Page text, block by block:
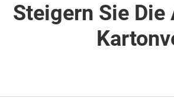
Steigern Sie